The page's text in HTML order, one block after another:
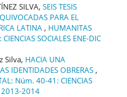
SILVA, SEIS TESIS
PARA EL
LATINA , HUMANITAS
SOCIALES ENE-DIC
Silva, HACIA UNA
IDENTIDADES OBRERAS ,
Núm. 40-41: CIENCIAS
2013-2014